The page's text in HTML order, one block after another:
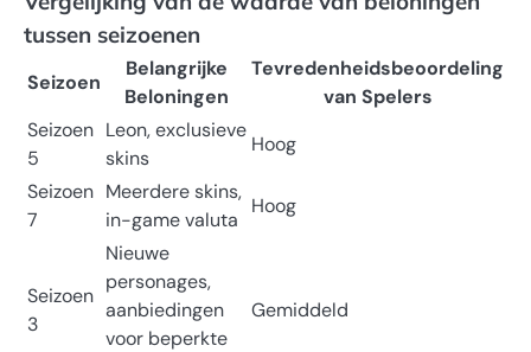
tussen seizoenen
Seizoen
Belangrijke
Beloningen
Tevredenheidsbeoordeling
van Spelers
Seizoen
5
Leon, exclusieve
skins
Hoog
Seizoen
7
Meerdere skins,
in-game valuta
Hoog
Seizoen
3
Nieuwe
personages,
aanbiedingen
voor beperkte
Gemiddeld